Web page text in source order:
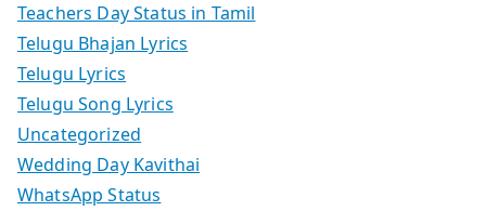
Teachers Day Status in Tamil
Telugu Bhajan Lyrics
Telugu Lyrics
Telugu Song Lyrics
Uncategorized
Wedding Day Kavithai
WhatsApp Status